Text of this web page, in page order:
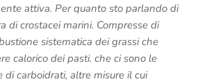
attiva. Per quanto sto parlando di
di crostacei marini. Compresse di
sistematica dei grassi che
calorico dei pasti. che ci sono le
di carboidrati, altre misure il cui